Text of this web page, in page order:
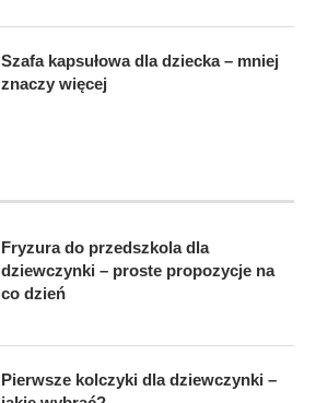
Szafa kapsułowa dla dziecka – mniej
znaczy więcej
Fryzura do przedszkola dla
dziewczynki – proste propozycje na
co dzień
Pierwsze kolczyki dla dziewczynki –